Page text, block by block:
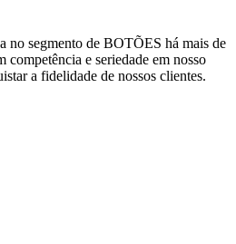
no segmento de BOTÕES há mais de
competência e seriedade em nosso
a fidelidade de nossos clientes.